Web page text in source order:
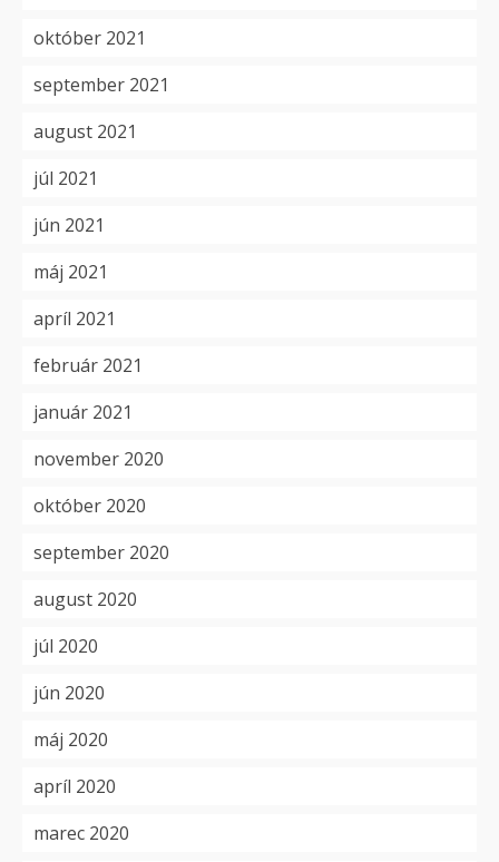
október 2021
september 2021
august 2021
júl 2021
jún 2021
máj 2021
apríl 2021
február 2021
január 2021
november 2020
október 2020
september 2020
august 2020
júl 2020
jún 2020
máj 2020
apríl 2020
marec 2020